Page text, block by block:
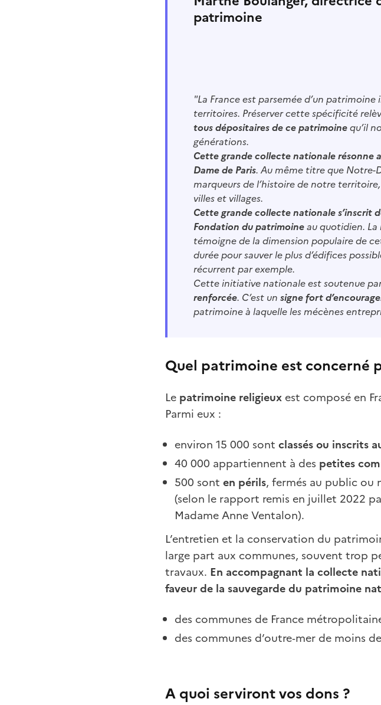
patrimoine
"La France est parsemée d’un
territoires. Préserver cette spécificité
tous dépositaires de ce patrimoinequ’il
générations.
Cette grande collecte nationale résonne
Dame de Paris. Au même titre que Notre-
marqueurs de l’histoire de notre
villes et villages.
Cette grande collecte nationale s’inscrit
Fondation du patrimoineau quotidien.
témoigne de la dimension populaire de
durée pour sauver le plus d’édifices
récurrent par exemple.
Cette initiative nationale est soutenue
renforcée. C’est un signe fort
patrimoine à laquelle les mécènes
Quel patrimoine est concerné
Le patrimoine religieux est composé en
Parmi eux :
environ 15 000 sont classés ou inscrits
40 000 appartiennent à des petites
500 sont en périls, fermés au public ou
(selon le rapport remis en juillet 2022
Madame Anne Ventalon).
L’entretien et la conservation du
large part aux communes, souvent trop
travaux. En accompagnant la collecte
faveur de la sauvegarde du patrimoine
des communes de France
des communes d’outre‑mer de moins
A quoi serviront vos dons ?